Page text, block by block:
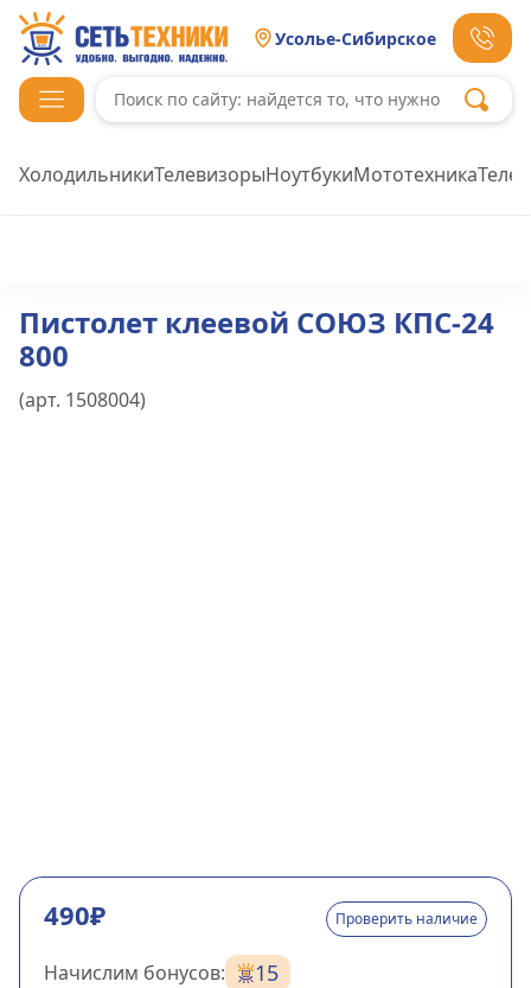
Усолье-Сибирское
ХолодильникиТелевизорыНоутбукиМототехника
Пистолет клеевой СОЮЗ КПС-24
800
(арт. 1508004)
490₽ Проверить наличие
Начислим бонусов: 15